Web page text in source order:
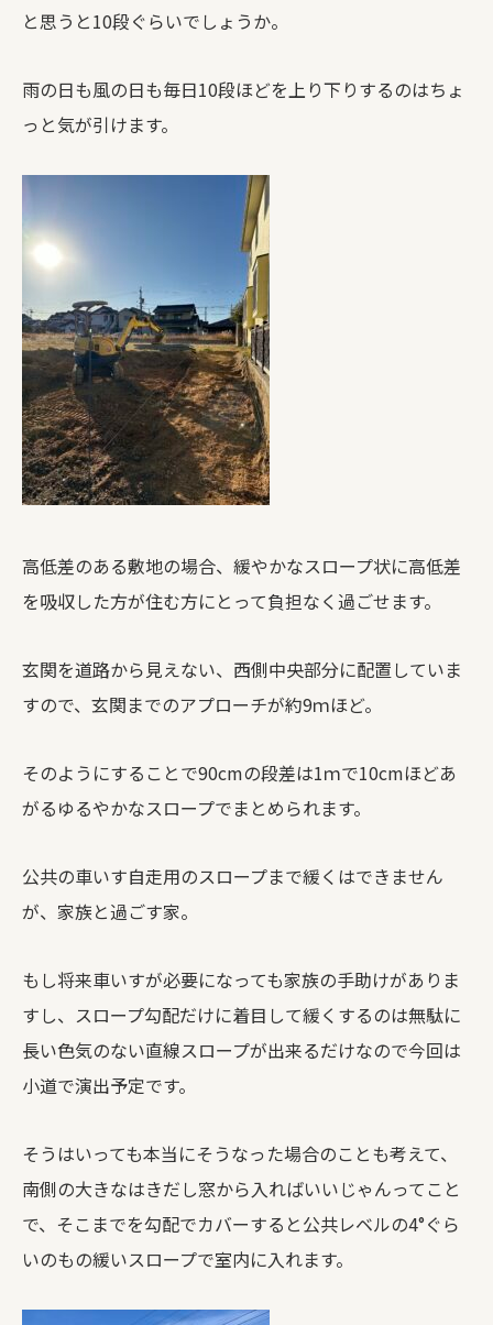
と思うと10段ぐらいでしょうか。
雨の日も風の日も毎日10段ほどを上り下りするのはちょ
っと気が引けます。
高低差のある敷地の場合、緩やかなスロープ状に高低差
を吸収した方が住む方にとって負担なく過ごせます。
玄関を道路から見えない、西側中央部分に配置していま
すので、玄関までのアプローチが約9ｍほど。
そのようにすることで90cmの段差は1ｍで10cmほどあ
がるゆるやかなスロープでまとめられます。
公共の車いす自走用のスロープまで緩くはできません
が、家族と過ごす家。
もし将来車いすが必要になっても家族の手助けがありま
すし、スロープ勾配だけに着目して緩くするのは無駄に
長い色気のない直線スロープが出来るだけなので今回は
小道で演出予定です。
そうはいっても本当にそうなった場合のことも考えて、
南側の大きなはきだし窓から入ればいいじゃんってこと
で、そこまでを勾配でカバーすると公共レベルの4°ぐら
いのもの緩いスロープで室内に入れます。